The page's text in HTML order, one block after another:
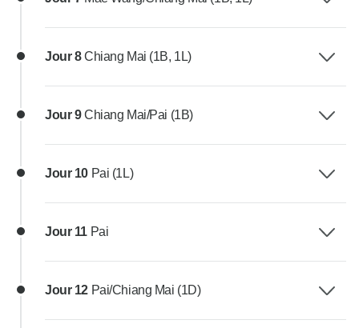
Jour 8Chiang Mai (1B, 1L)
Jour 9Chiang Mai/Pai (1B)
Jour 10 Pai (1L)
Jour 11 Pai
Jour 12 Pai/Chiang Mai (1D)